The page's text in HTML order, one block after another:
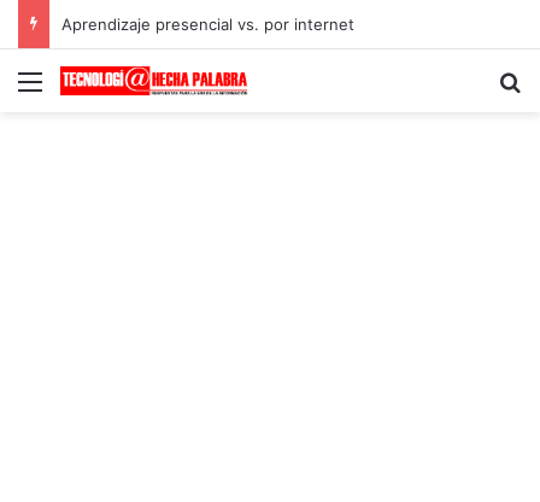
Aprendizaje presencial vs. por internet
Menú